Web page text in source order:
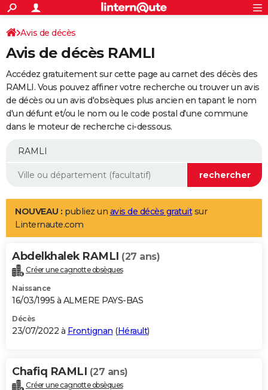
ACTUALITÉS
Politique
Société
Faits Divers
Education
Monde
Villes
+
SPORT
Coupe du monde 2026
Football
Tennis
Cyclisme
Rugby
Forum
Programme TV
TNT
Streaming
Cinéma
Sorties cinéma
Musique
+
FINANCE
Retraite
Impôts
Epargne
Immobilier
Risques naturels par ville
Banque
Assurance
Crédit
AUTO
Essais
Réserver un essai
Citadines
Berlines
SUV
Forum auto
+
Mobiles
Meilleur smartphone
Internet
Ordinateurs
Jeux vidéo
Guide high-tech
Aménagement intérieur
LIFESTYLE
Art de vivre
Bien-être
Loisirs
Mode
Modes de vie
Alimentation
Guide de la santé
Maladies
Médicaments
Sommeil
VOYAGE
Destinations
City break
Voyage nature
Voyage de noces
Forum
Climat
+PHOTO
GUIDES D'ACHAT
BONS PLANS
Carte de Noël
Carte Bonne année
Carte Saint-Valentin
Carte Pâques
Carte d'anniversaire
DICTIONNAIRE
Avis de décès
Avis de décès RAMLI
Accédez gratuitement sur cette page au carnet des décès des
RAMLI. Vous pouvez affiner votre recherche ou trouver un avis
de décès ou un avis d'obsèques plus ancien en tapant le nom
d'un défunt et/ou le nom ou le code postal d'une commune
dans le moteur de recherche ci-dessous.
NOUVEAU : publiez un avis de décès gratuitsur
Linternaute.com
Abdelkhalek RAMLI (27 ans)
Créer une cagnotte obsèques
Naissance
16/03/1995 à ALMERE PAYS-BAS
Décès
23/07/2022 à Frontignan (Hérault)
Chafiq RAMLI (27 ans)
Créer une cagnotte obsèques